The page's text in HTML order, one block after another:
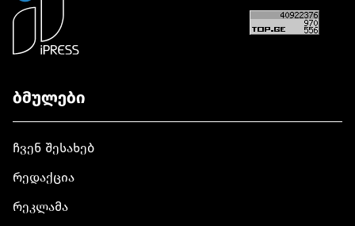
ბმულები
ჩვენ შესახებ
რედაქცია
რეკლამა